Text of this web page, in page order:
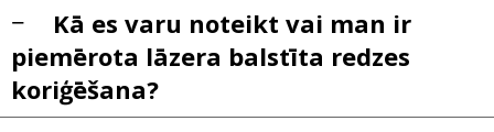
Kā es varu noteikt vai man ir
piemērota lāzera balstīta redzes
koriģēšana?